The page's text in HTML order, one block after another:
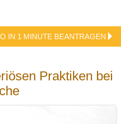
IN 1 MINUTE BEANTRAGEN
Praktiken bei